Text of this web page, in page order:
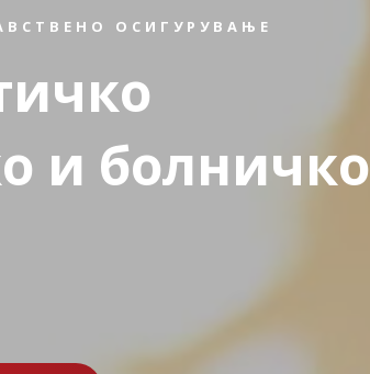
ОСИГУРУВАЊЕ
и болничко